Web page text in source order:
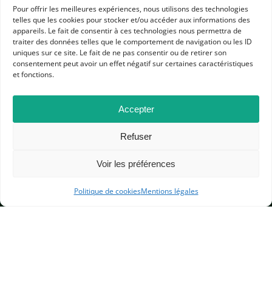
Pour offrir les meilleures expériences, nous utilisons des technologies
telles que les cookies pour stocker et/ou accéder aux informations des
appareils. Le fait de consentir à ces technologies nous permettra de
traiter des données telles que le comportement de navigation ou les ID
uniques sur ce site. Le fait de ne pas consentir ou de retirer son
consentement peut avoir un effet négatif sur certaines caractéristiques
et fonctions.
Accepter
Refuser
Voir les préférences
Politique de cookiesMentions légales
APHG
Association des professeurs d'histoire et géographie
+ 33 0(1) 42 33 62 37
BP 6541 – 75065 Paris Cedex 02
CONTACTEZ-NOUS